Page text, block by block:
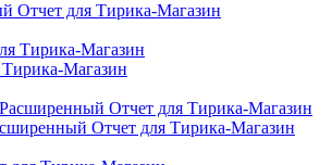
Отчет для Тирика-Магазин
Магазин
Отчет для Тирика-Магазин